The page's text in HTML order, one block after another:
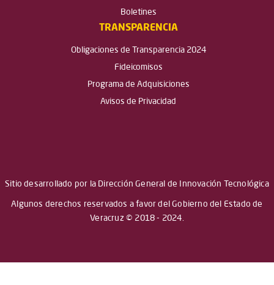
Boletines
TRANSPARENCIA
Obligaciones de Transparencia 2024
Fideicomisos
Programa de Adquisiciones
Avisos de Privacidad
Sitio desarrollado por la Dirección General de Innovación Tecnológica
Algunos derechos reservados a favor del Gobierno del Estado de
Veracruz © 2018 - 2024.